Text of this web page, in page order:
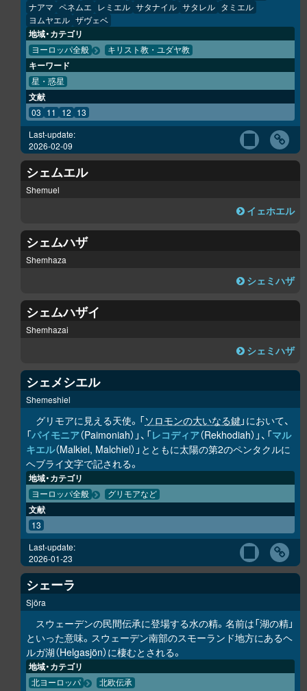
ナアマ ペネムエ レミエル サタナイル サタレル タミエル
ヨムヤエル ザヴェベ
地域・カテゴリ
ヨーロッパ全般 キリスト教・ユダヤ教
キーワード
星・惑星
文献
03 11 12 13
Last-update:
2026-02-09
シェムエル
Shemuel
イェホエル
シェムハザ
Shemhaza
シェミハザ
シェムハザイ
Shemhazai
シェミハザ
シェメシエル
Shemeshiel
グリモアに見える天使。「ソロモンの大いなる鍵 」において、
「パイモニア（Paimoniah）」、「レコディア（Rekhodiah）」、「マル
キエル（Malkiel, Malchiel）」とともに太陽の第2のペンタクルに
ヘブライ文字で記される。
地域・カテゴリ
ヨーロッパ全般 グリモアなど
文献
13
Last-update:
2026-01-23
シェーラ
Sjöra
スウェーデンの民間伝承に登場する水の精。名前は「湖の精」
といった意味。スウェーデン南部のスモーランド地方にあるヘ
ルガ湖（Helgasjön）に棲むとされる。
地域・カテゴリ
北ヨーロッパ 北欧伝承